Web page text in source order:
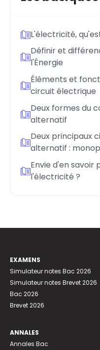
L'électricité,
Définir et
l'Énergie
Éléments et
circuit électrique
Deux formes du
alternatif
Deux principaux
alternatif :
Envie d'en savoir
l'électricité ?
EXAMENS
Simulateur notes Bac 2026
Simulateur notes Brevet 2026
Bac 2026
Brevet 2026
ANNALES
Annales Bac